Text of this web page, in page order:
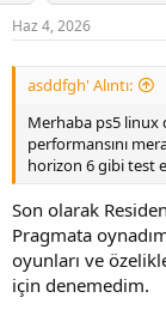
Eski sürümdeki
kullananlar
Buradaki sorunun
algılamıyor bunun
Tek bir kötü yanı
KARE tuşuna
ÜÇGEN tuşuna
zorundasınız.
Haz 4, 2026
asddfgh' Alıntı:
Merhaba ps5 linux
performansını
horizon 6 gibi test
Son olarak
Pragmata
oyunları ve
için denemedim.